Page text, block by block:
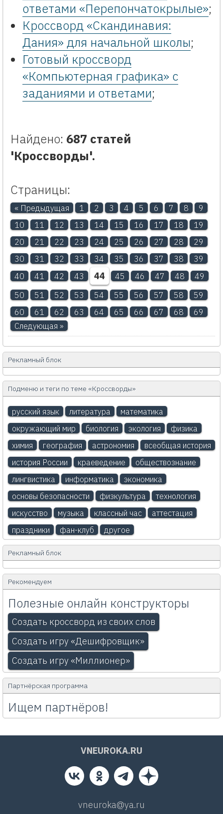
ответами «Перепончатокрылые»;
Кроссворд «Скандинавия:
Дания» для начальной школы;
Готовый кроссворд
«Компьютерная графика» с
заданиями и ответами;
Найдено: 687 статей
'Кроссворды'.
Страницы:
« Предыдущая 1 2 3 4 5 6 7 8
9
10
11 12 13 14 15 16 17 18
19
20
21 22 23 24 25 26 27 28
29
30
31 32 33 34 35 36 37 38
39
40
41 42 43 44 45 46 47 48
49
50
51 52 53 54 55 56 57 58
59
60
61 62 63 64 65 66 67 68
69
Следующая »
Рекламный блок
Подменю и теги по теме «Кроссворды»
русский язык литература
математика
окружающий мир
биология экология
физика
химия
география астрономия
всеобщая история
история России
краеведение
обществознание
лингвистика
информатика
экономика
основы безопасности
физкультура
технология
искусство
музыка классный час
аттестация
праздники
фан-клуб другое
Рекламный блок
Рекомендуем
Полезные онлайн конструкторы
Создать кроссворд из своих слов
Создать игру «Дешифровщик»
Создать игру «Миллионер»
Партнёрская программа
Ищем партнёров!
VNEUROKA.RU
vneuroka@ya.ru